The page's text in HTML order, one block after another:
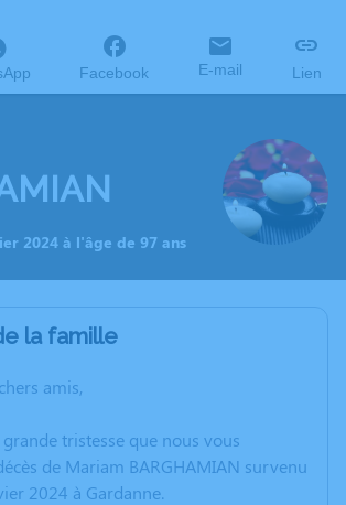
Facebook E-mail Lien
2024 à l'âge de 97 ans
la famille
amis,
grande tristesse que nous vous
de Mariam BARGHAMIAN survenu
2024 à Gardanne.